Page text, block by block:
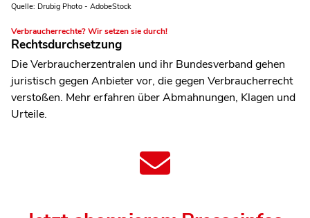
Quelle: Drubig Photo - AdobeStock
Verbraucherrechte? Wir setzen sie durch!
Rechtsdurchsetzung
Die Verbraucherzentralen und ihr Bundesverband gehen
juristisch gegen Anbieter vor, die gegen Verbraucherrecht
verstoßen. Mehr erfahren über Abmahnungen, Klagen und
Urteile.